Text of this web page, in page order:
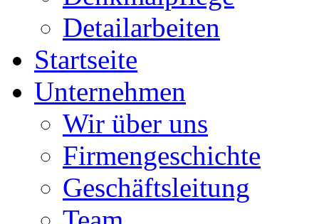
Detailarbeiten
Startseite
Unternehmen
Wir über uns
Firmengeschichte
Geschäftsleitung